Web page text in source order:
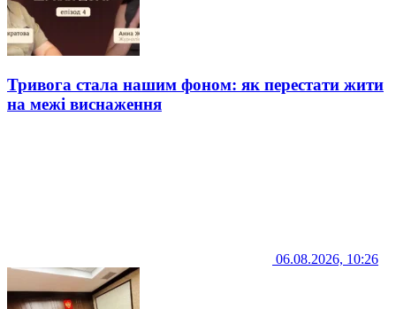
Тривога стала нашим фоном: як перестати жити
на межі виснаження
06.08.2026, 10:26